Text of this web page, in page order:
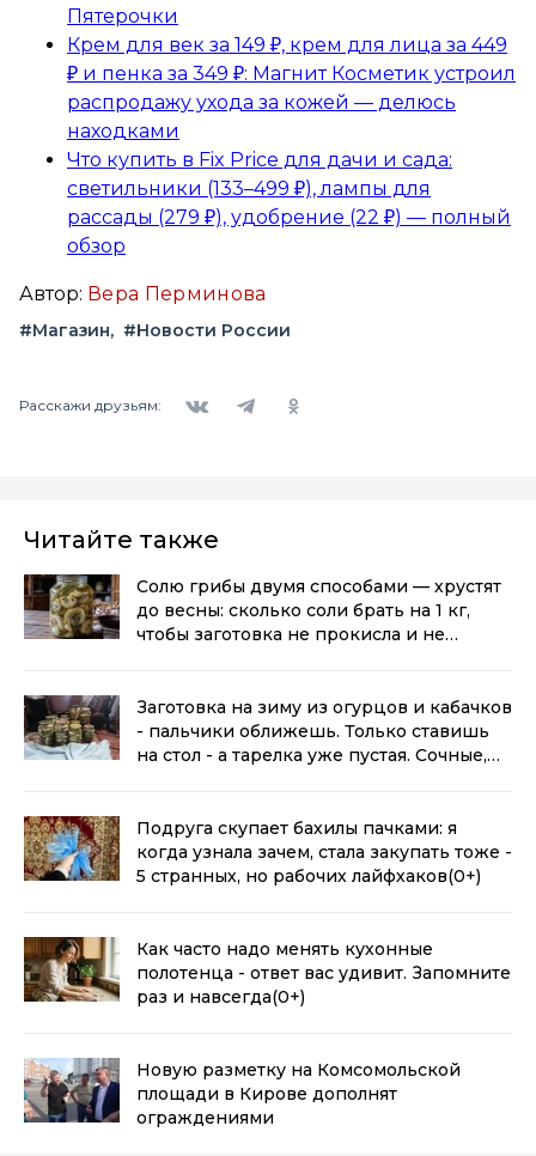
Пятерочки
Крем для век за 149 ₽, крем для лица за 449
₽ и пенка за 349 ₽: Магнит Косметик устроил
распродажу ухода за кожей — делюсь
находками
Что купить в Fix Price для дачи и сада:
светильники (133–499 ₽), лампы для
рассады (279 ₽), удобрение (22 ₽) — полный
обзор
Автор: Вера Перминова
#Магазин #Новости России
Расскажи друзьям:
Читайте также
Солю грибы двумя способами — хрустят
до весны: сколько соли брать на 1 кг,
чтобы заготовка не прокисла и не
Заготовка на зиму из огурцов и кабачков
- пальчики оближешь. Только ставишь
на стол - а тарелка уже пустая. Сочные,
Подруга скупает бахилы пачками: я
когда узнала зачем, стала закупать тоже -
5 странных, но рабочих лайфхаков(0+)
Как часто надо менять кухонные
полотенца - ответ вас удивит. Запомните
раз и навсегда(0+)
Новую разметку на Комсомольской
площади в Кирове дополнят
ограждениями